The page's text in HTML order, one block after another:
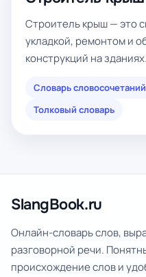
Строитель крыш — это
укладкой, ремонтом и
конструкций на зданиях.
Словарь
Толковый словарь
SlangBook.ru
Онлайн-словарь слов,
разговорной речи.
происхождение слов и